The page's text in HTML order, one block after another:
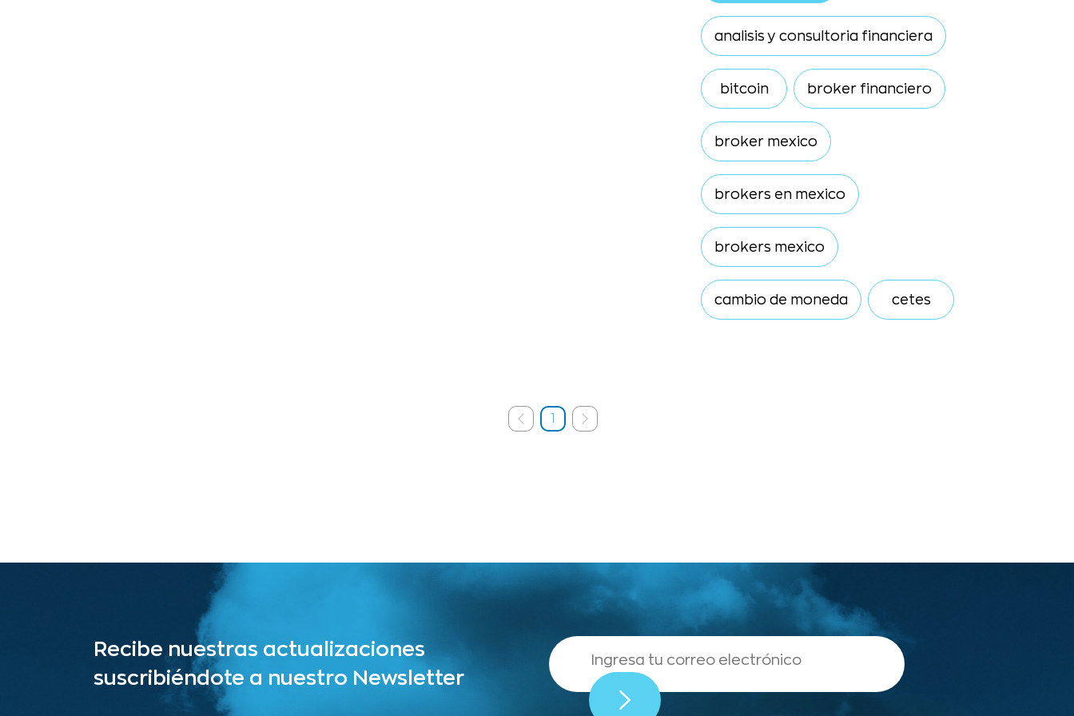
analisis y consultoria financiera
bitcoin broker financiero
broker mexico
brokers en mexico
brokers mexico
cambio de moneda cetes
1
Recibe nuestras actualizaciones
suscribiéndote a nuestro Newsletter
,